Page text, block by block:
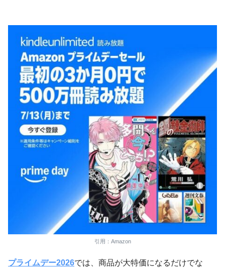
引用：Amazon
プライムデー2026では、商品が大特価になるだけでな